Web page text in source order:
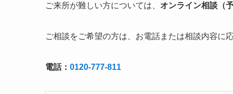
ご来所が難しい方については、 オンライン相談（予
ご相談をご希望の方は、お電話または相談内容に
電話： 0120-777-811